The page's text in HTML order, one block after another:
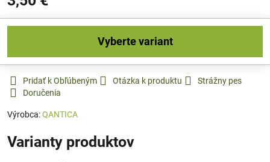
Vyberte variant
Pridať k Obľúbeným Otázka k produktu
Strážny pes
Doručenia
Výrobca:QANTICA
Varianty produktov